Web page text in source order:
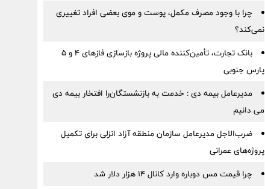
چرا با وجود مصرف مکمل، پوست و موی بعضی افراد تغییری
نمی‌کند؟
بانک تجارت، تأمین‌کننده مالی پروژه بازسازی فازهای ۴ و ۵
پارس جنوبی
مدیرعامل بیمه دی : خدمت به بازنشستگان‌را افتخار بیمه دی
می دانیم
ضرب‌الاجل مدیرعامل سازمان منطقه آزاد انزلی برای تكمیل
پروژه‌های عمرانی
چرا قیمت مس دوباره وارد کانال ۱۴ هزار دلار شد